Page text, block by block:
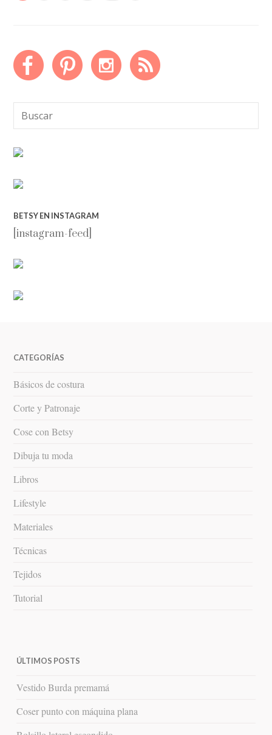
BETSY EN INSTAGRAM
[instagram-feed]
CATEGORÍAS
Básicos de costura
Corte y Patronaje
Cose con Betsy
Dibuja tu moda
Libros
Lifestyle
Materiales
Técnicas
Tejidos
Tutorial
ÚLTIMOS POSTS
Vestido Burda premamá
Coser punto con máquina plana